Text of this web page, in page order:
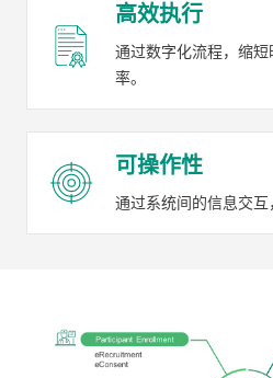
高效执行
通过数字化流程，缩
率。
可操作性
通过系统间的信息交互